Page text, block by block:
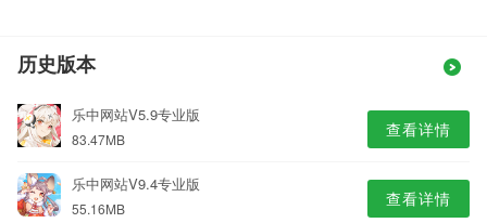
历史版本
乐中网站V5.9专业版
83.47MB 查看详情
乐中网站V9.4专业版
55.16MB 查看详情